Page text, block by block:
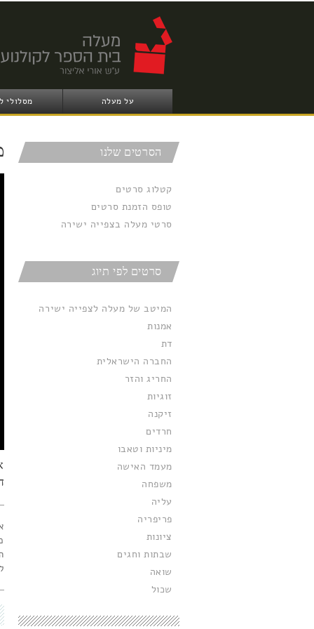
על מעלה מסלולי
הסרטים שלנו
קטלוג סרטים
טופס הזמנת סרטים
סרטי מעלה בצפייה ישירה
סרטים לפי תיוג
המיטב של מעלה לצפייה ישירה
אמנות
דת
החברה הישראלית
החריג והזר
זוגיות
זיקנה
חרדים
מיניות וטאבו
מעמד האישה
משפחה
עליה
פריפריה
ציונות
שבתות וחגים
שואה
שכול